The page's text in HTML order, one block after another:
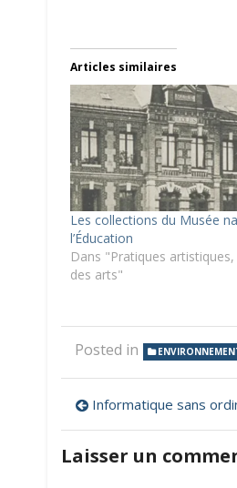
Articles similaires
Les collections du Musée
l’Éducation
Dans "Pratiques
des arts"
Posted in
Navigation
de
l’article
Informatique sans
Laisser un